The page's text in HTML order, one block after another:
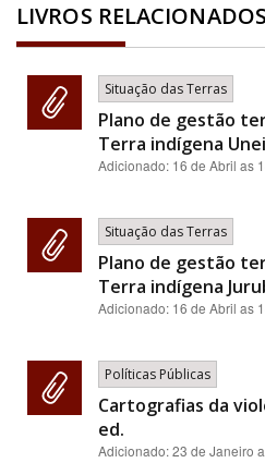
LIVROS RELACIONADOS
Situação das Terras
Plano de gestão
Terra indígena
Adicionado: 16 de Abril as
Situação das Terras
Plano de gestão
Terra indígena
Adicionado: 16 de Abril as
Políticas Públicas
Cartografias da
ed.
Adicionado:23 de Janeiro